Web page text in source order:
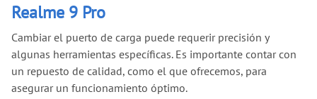
Realme 9 Pro
Cambiar el puerto de carga puede requerir precisión y
algunas herramientas específicas. Es importante contar con
un repuesto de calidad, como el que ofrecemos, para
asegurar un funcionamiento óptimo.